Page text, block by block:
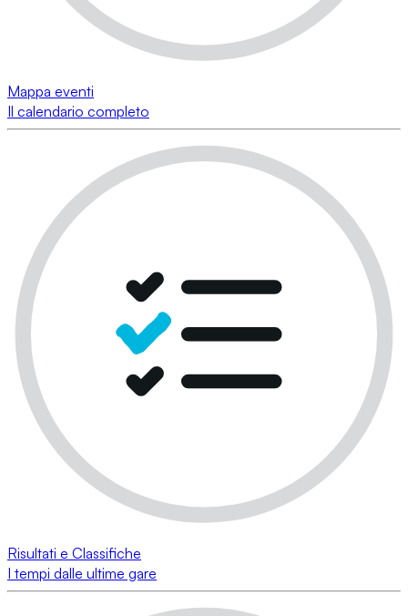
Mappa eventi
Il calendario completo
Risultati e Classifiche
I tempi dalle ultime gare